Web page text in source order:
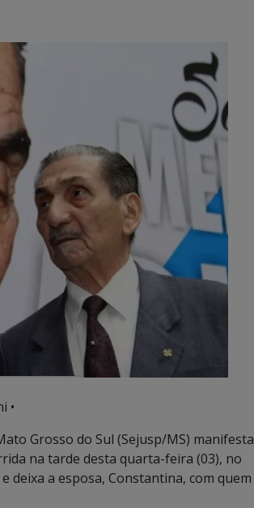
•
Grosso do Sul (Sejusp/MS) manifesta
na tarde desta quarta-feira (03), no
deixa a esposa, Constantina, com quem